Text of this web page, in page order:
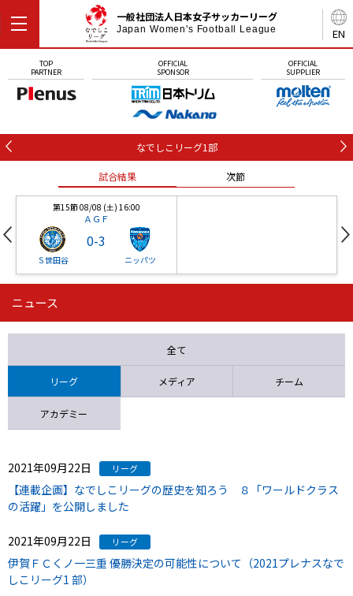
EN
一般社団法人日本女子サッカーリーグ
Japan Women's Football League
TOP
PARTNER
OFFICIAL
SPONSOR
OFFICIAL
SUPPLIER
なでしこリーグ1部
試合結果 次節
第15節 08/08 (土) 16:00
ＡＧＦ
Ｓ世田谷
0-3
ニッパツ
第16節 09/05 (土) 15:00
ニッパツ 石人の星
ニュース
全て
リーグ メディア チーム
アカデミー
2021年09月22日 リーグ
【連載企画】なでしこリーグの歴史を知ろう ８「ワールドクラス
の活躍」を公開しました
2021年09月22日 リーグ
伊賀ＦＣくノ一三重 優勝決定の可能性について（2021プレナスなで
しこリーグ1 部）